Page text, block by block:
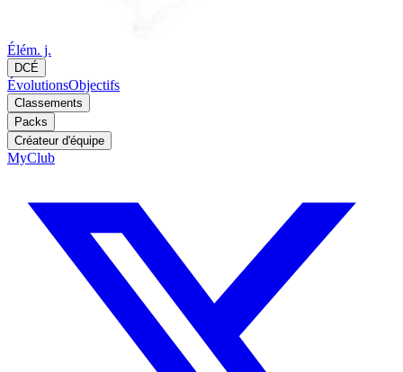
Élém. j.
DCÉ
ÉvolutionsObjectifs
Classements
Packs
Créateur d'équipe
MyClub